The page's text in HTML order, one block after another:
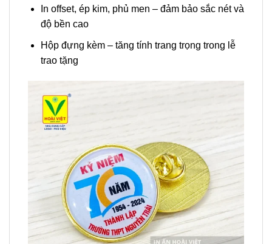
In offset, ép kim, phủ men – đảm bảo sắc nét và
độ bền cao
Hộp đựng kèm – tăng tính trang trọng trong lễ
trao tặng